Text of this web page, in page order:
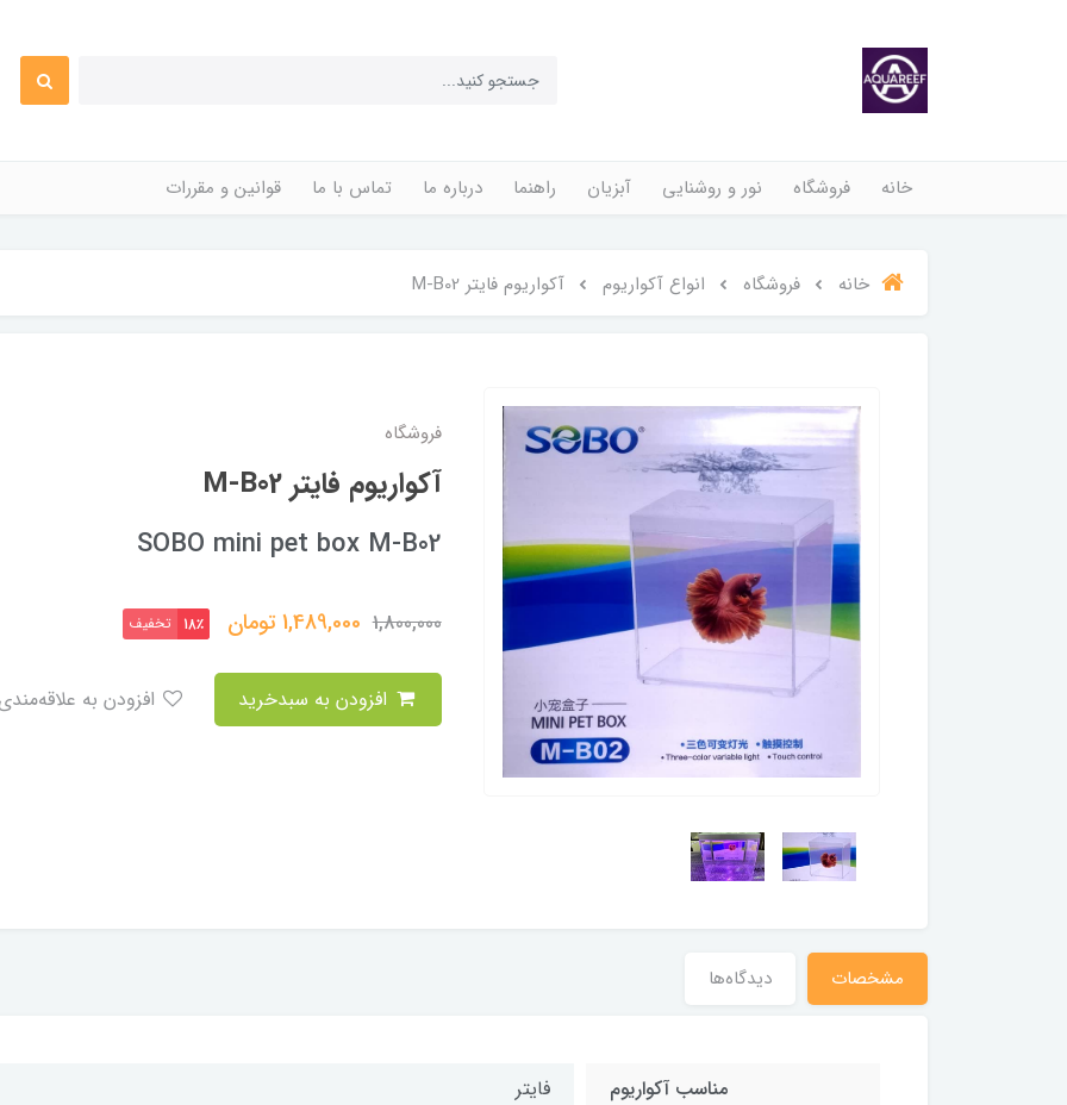
خانه فروشگاه نور و روشنایی آبزیان راهنما درباره ما تماس با ما قوانین و مقررات
خانه فروشگاه انواع آکواریوم آکواریوم فایتر M-B02
فروشگاه
آکواریوم فایتر M-B02
SOBO mini pet box M-B02
1,800,000
1,489,000تومان 18٪ تخفیف
مشخصات دیدگاه‌ها
مناسب آکواریوم فایتر